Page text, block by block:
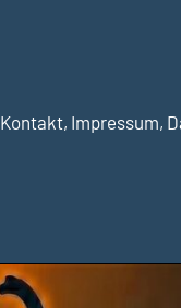
Kontakt, Impressum,